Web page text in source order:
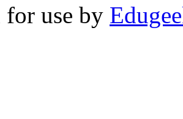
use by